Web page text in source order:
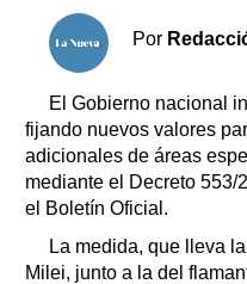
Por
El Gobierno nacional
fijando nuevos valores
adicionales de áreas
mediante el Decreto 553/
el Boletín Oficial.
La medida, que lleva
Milei, junto a la del